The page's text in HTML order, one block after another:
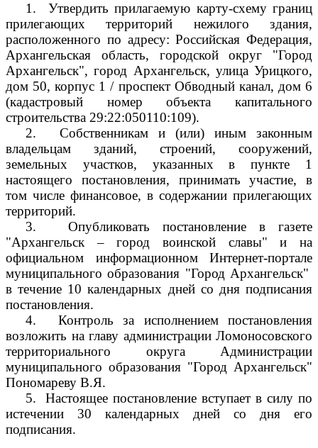
1.
Утвердить прилагаемую карту-схему границ
прилегающих территорий нежилого здания,
расположенного по адресу: Российская Федерация,
Архангельская область, городской округ "Город
Архангельск", город Архангельск, улица Урицкого,
дом 50, корпус 1 / проспект Обводный канал, дом 6
(кадастровый номер объекта капитального
строительства 29:22:050110:109).
2.
Собственникам и (или) иным законным
владельцам зданий, строений, сооружений,
земельных участков, указанных в пункте 1
настоящего постановления, принимать участие, в
том числе финансовое, в содержании прилегающих
территорий.
3.
Опубликовать постановление в газете
"Архангельск – город воинской славы" и на
официальном информационном Интернет-портале
муниципального образования "Город Архангельск"
в течение 10 календарных дней со дня подписания
постановления.
4.
Контроль за исполнением постановления
возложить на главу администрации Ломоносовского
территориального округа Администрации
муниципального образования "Город Архангельск"
Пономареву В.Я.
5.
Настоящее постановление вступает в силу по
истечении 30 календарных дней со дня его
подписания.